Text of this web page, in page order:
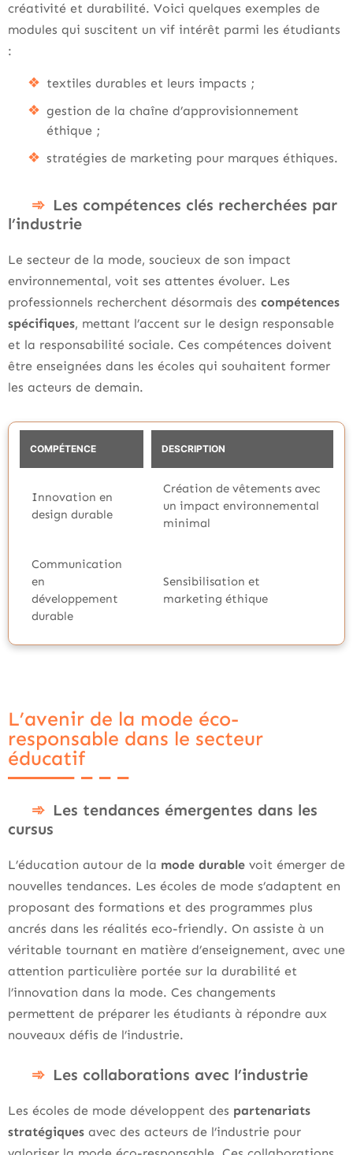
créativité et durabilité. Voici quelques exemples de
modules qui suscitent un vif intérêt parmi les étudiants
:
textiles durables et leurs impacts ;
gestion de la chaîne d’approvisionnement
éthique ;
stratégies de marketing pour marques éthiques.
Les compétences clés recherchées par
l’industrie
Le secteur de la mode, soucieux de son impact
environnemental, voit ses attentes évoluer. Les
professionnels recherchent désormais des compétences
spécifiques, mettant l’accent sur le design responsable
et la responsabilité sociale. Ces compétences doivent
être enseignées dans les écoles qui souhaitent former
les acteurs de demain.
COMPÉTENCE DESCRIPTION
Innovation en
design durable
Création de vêtements avec
un impact environnemental
minimal
Communication
en
développement
durable
Sensibilisation et
marketing éthique
L’avenir de la mode éco-
responsable dans le secteur
éducatif
Les tendances émergentes dans les
cursus
L’éducation autour de la mode durable voit émerger de
nouvelles tendances. Les écoles de mode s’adaptent en
proposant des formations et des programmes plus
ancrés dans les réalités eco-friendly. On assiste à un
véritable tournant en matière d’enseignement, avec une
attention particulière portée sur la durabilité et
l’innovation dans la mode. Ces changements
permettent de préparer les étudiants à répondre aux
nouveaux défis de l’industrie.
Les collaborations avec l’industrie
Les écoles de mode développent des partenariats
stratégiques avec des acteurs de l’industrie pour